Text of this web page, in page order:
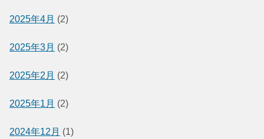
2025年4月 (2)
2025年3月 (2)
2025年2月 (2)
2025年1月 (2)
2024年12月 (1)